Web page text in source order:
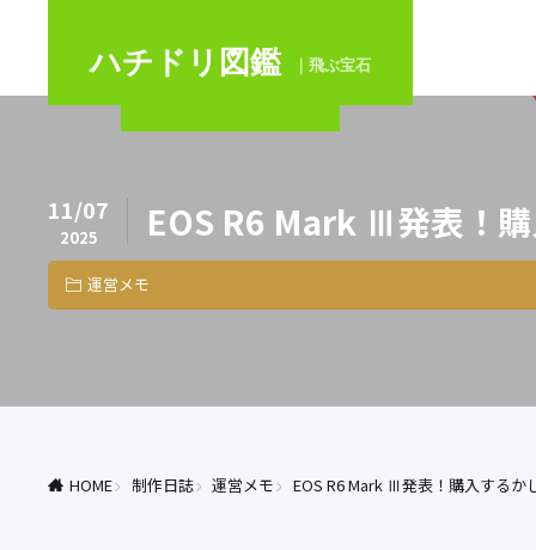
ハチドリ図鑑 ｜飛ぶ宝石
11/07
2025 EOS R6 Mark Ⅲ発表！
運営メモ
HOME 制作日誌 運営メモ EOS R6 Mark Ⅲ発表！購入するか